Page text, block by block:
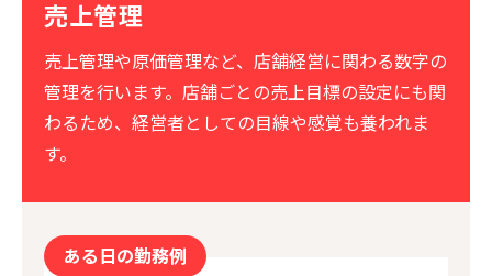
売上管理
売上管理や原価管理など、店舗経営に関わる数字の
管理を行います。店舗ごとの売上目標の設定にも関
わるため、経営者としての目線や感覚も養われま
す。
ある日の勤務例